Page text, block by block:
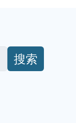
搜索